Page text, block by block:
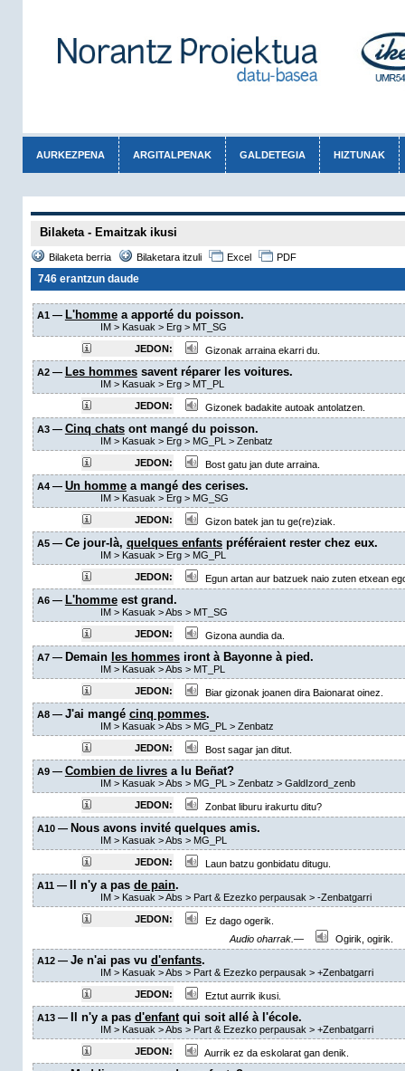
AURKEZPENA ARGITALPENAK GALDETEGIA HIZTUNAK
Bilaketa - Emaitzak ikusi
Bilaketa berria Bilaketara itzuli Excel PDF
746 erantzun daude
A1 — L'hommea apporté du poisson.
IM> Kasuak > Erg> MT_SG
JEDON:
Gizonak arraina ekarri du.
A2 — Les hommessavent réparer les voitures.
IM> Kasuak > Erg> MT_PL
JEDON:
Gizonek badakite autoak antolatzen.
A3 — Cinq chatsont mangé du poisson.
IM> Kasuak > Erg> MG_PL > Zenbatz
JEDON:
Bost gatu jan dute arraina.
A4 — Un hommea mangé des cerises.
IM> Kasuak > Erg> MG_SG
JEDON:
Gizon batek jan tu ge(re)ziak.
A5 — Ce jour-là, quelques enfantspréféraient rester chez eux.
IM> Kasuak > Erg> MG_PL
JEDON:
Egun artan aur batzuek naio zuten etxean
A6 — L'hommeest grand.
IM> Kasuak >Abs > MT_SG
JEDON:
Gizona aundia da.
A7 — Demain les hommesiront à Bayonne à pied.
IM> Kasuak >Abs > MT_PL
JEDON:
Biar gizonak joanen dira Baionarat oinez.
A8 — J'ai mangé cinq pommes.
IM> Kasuak >Abs > MG_PL > Zenbatz
JEDON:
Bost sagar jan ditut.
A9 — Combien de livresa lu Beñat?
IM> Kasuak >Abs > MG_PL > Zenbatz > GaldIzord_zenb
JEDON:
Zonbat liburu irakurtu ditu?
A10 — Nous avons invité quelques amis.
IM> Kasuak >Abs > MG_PL
JEDON:
Laun batzu gonbidatu ditugu.
A11 —
Il n'y a pas de pain.
IM> Kasuak >Abs > Part & Ezezko perpausak > -Zenbatgarri
JEDON:
Ez dago ogerik.
Audio oharrak.—
Ogirik, ogirik.
A12 — Je n'ai pas vu d'enfants.
IM> Kasuak >Abs > Part & Ezezko perpausak > +Zenbatgarri
JEDON:
Eztut aurrik ikusi.
A13 —
Il n'y a pas d'enfantqui soit allé à l'école.
IM> Kasuak >Abs > Part & Ezezko perpausak > +Zenbatgarri
JEDON:
Aurrik ez da eskolarat gan denik.